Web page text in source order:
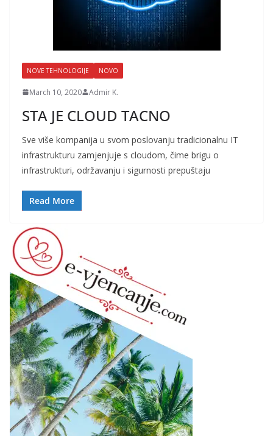
NOVE TEHNOLOGIJE NOVO
March 10, 2020 Admir K.
STA JE CLOUD TACNO
Sve više kompanija u svom poslovanju tradicionalnu IT
infrastrukturu zamjenjuje s cloudom, čime brigu o
infrastrukturi, održavanju i sigurnosti prepuštaju
Read More